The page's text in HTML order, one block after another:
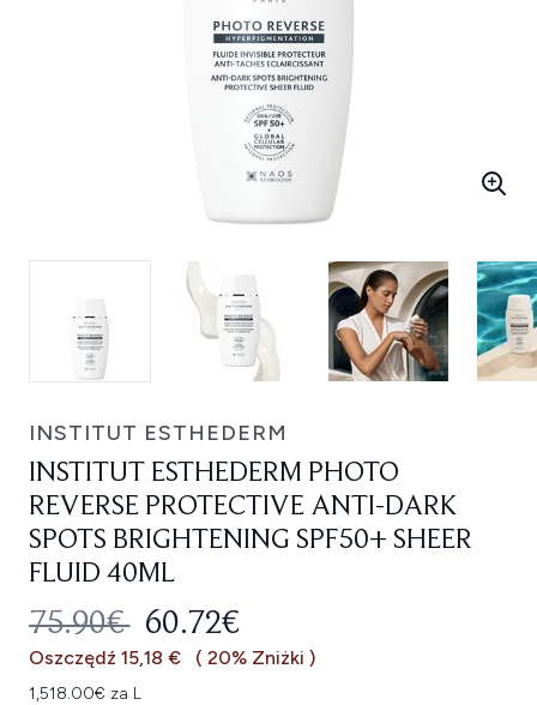
INSTITUT ESTHEDERM
INSTITUT ESTHEDERM PHOTO
REVERSE PROTECTIVE ANTI-DARK
SPOTS BRIGHTENING SPF50+ SHEER
FLUID 40ML
SUGEROWANA CENA
75.90€ AKTUALNA CENA:
60.72€
Oszczędź 15,18 € ( 20% Zniżki )
1,518.00€ za L